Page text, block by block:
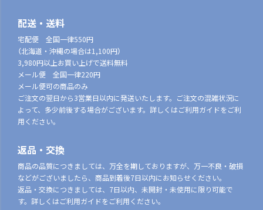
配送・送料
宅配便 全国一律550円
（北海道・沖縄の場合は1,100円）
3,980円以上お買い上げで送料無料
メール便 全国一律220円
メール便可の商品のみ
ご注文の翌日から3営業日以内に発送いたします。ご注文の混雑状況に
よって、多少前後する場合がございます。詳しくはご利用ガイドをご利
用ください。
返品・交換
商品の品質につきましては、万全を期しておりますが、万一不良・破損
などがございましたら、商品到着後7日以内にお知らせください。
返品・交換につきましては、7日以内、未開封・未使用に限り可能で
す。詳しくはご利用ガイドをご利用ください。